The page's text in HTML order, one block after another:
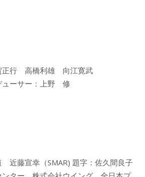
正行 高橋利雄 向江寛武
ューサー：上野 修
近藤宣幸（SMAR) 題字：佐久間良子